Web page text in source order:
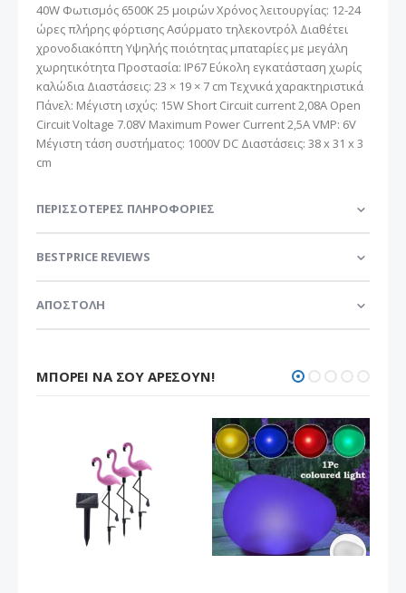
40W Φωτισμός 6500K 25 μοιρών Χρόνος λειτουργίας: 12-24
ώρες πλήρης φόρτισης Ασύρματο τηλεκοντρόλ Διαθέτει
χρονοδιακόπτη Υψηλής ποιότητας μπαταρίες με μεγάλη
χωρητικότητα Προστασία: IP67 Εύκολη εγκατάσταση χωρίς
καλώδια Διαστάσεις: 23 × 19 × 7 cm Τεχνικά χαρακτηριστικά
Πάνελ: Μέγιστη ισχύς: 15W Short Circuit current 2,08A Open
Circuit Voltage 7.08V Maximum Power Current 2,5A VMP: 6V
Μέγιστη τάση συστήματος: 1000V DC Διαστάσεις: 38 x 31 x 3
cm
ΠΕΡΙΣΣΌΤΕΡΕΣ ΠΛΗΡΟΦΟΡΊΕΣ
BESTPRICE REVIEWS
ΑΠΟΣΤΟΛΗ
ΜΠΟΡΕΊ ΝΑ ΣΟΥ ΑΡΈΣΟΥΝ!